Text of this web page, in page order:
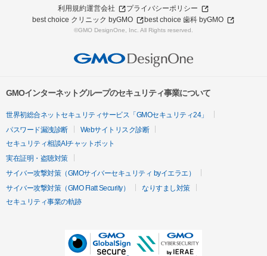
利用規約運営会社
プライバシーポリシー
best choice クリニック byGMO
best choice 歯科 byGMO
©GMO DesignOne, Inc. All Rights reserved.
GMOインターネットグループのセキュリティ事業について
世界初総合ネットセキュリティサービス「GMOセキュリティ24」
パスワード漏洩診断
Webサイトリスク診断
セキュリティ相談AIチャットボット
実在証明・盗聴対策
サイバー攻撃対策（GMOサイバーセキュリティ byイエラエ）
サイバー攻撃対策（GMO Flatt Security）
なりすまし対策
セキュリティ事業の軌跡